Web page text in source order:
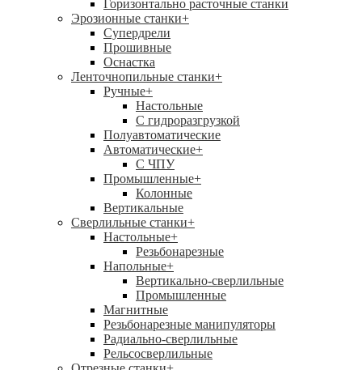
Горизонтально расточные станки
Эрозионные станки+
Супердрели
Прошивные
Оснастка
Ленточнопильные станки+
Ручные+
Настольные
С гидроразгрузкой
Полуавтоматические
Автоматические+
С ЧПУ
Промышленные+
Колонные
Вертикальные
Сверлильные станки+
Настольные+
Резьбонарезные
Напольные+
Вертикально-сверлильные
Промышленные
Магнитные
Резьбонарезные манипуляторы
Радиально-сверлильные
Рельсосверлильные